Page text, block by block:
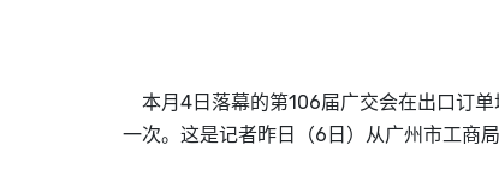
本月4日落幕的第106届广交会在出口订
一次。这是记者昨日（6日）从广州市工商局